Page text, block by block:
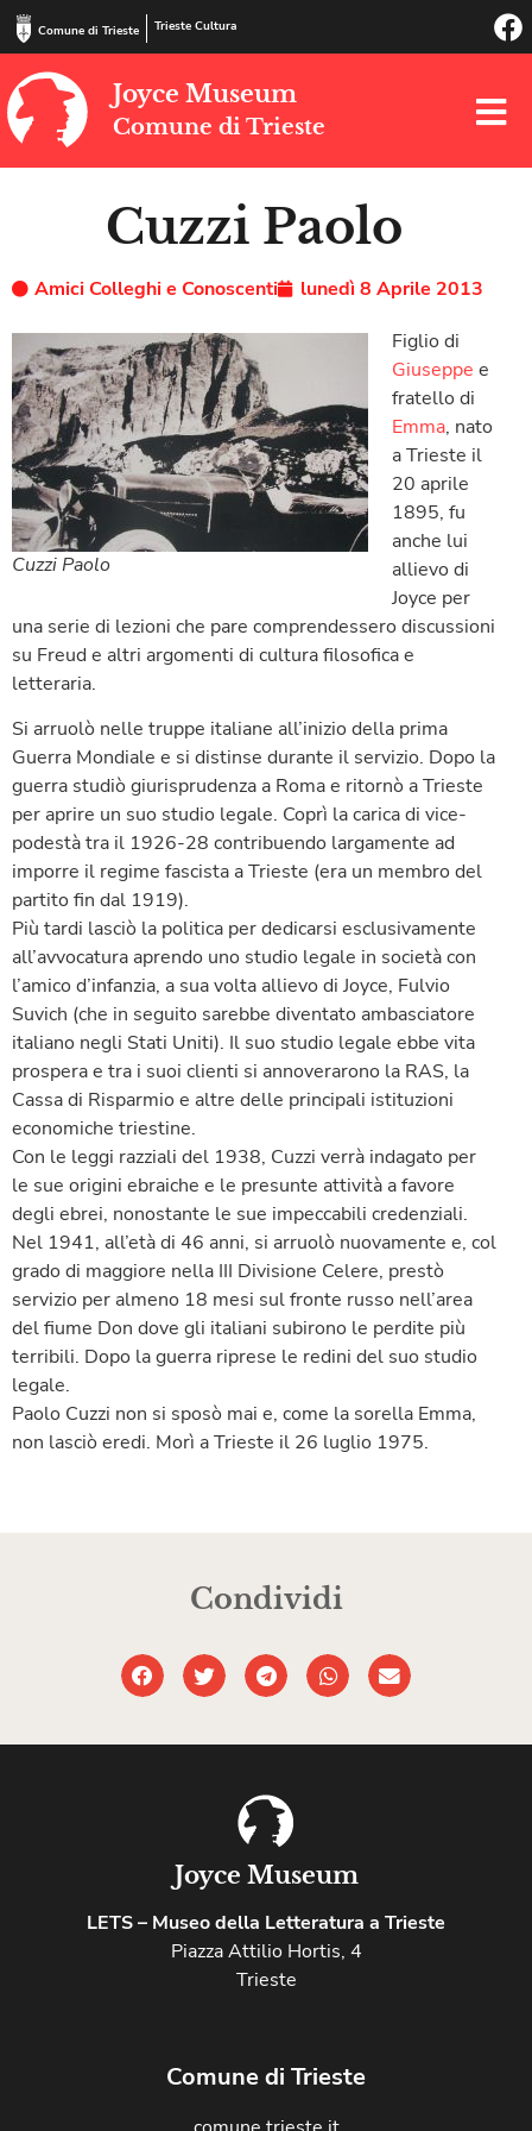
Comune di Trieste Trieste Cultura
Joyce Museum
Comune di Trieste
Cuzzi Paolo
Amici Colleghi e Conoscenti lunedì 8 Aprile 2013
Cuzzi Paolo
Figlio di
Giuseppe e
fratello di
Emma, nato
a Trieste il
20 aprile
1895, fu
anche lui
allievo di
Joyce per
una serie di lezioni che pare comprendessero discussioni
su Freud e altri argomenti di cultura filosofica e
letteraria.
Si arruolò nelle truppe italiane all’inizio della prima
Guerra Mondiale e si distinse durante il servizio. Dopo la
guerra studiò giurisprudenza a Roma e ritornò a Trieste
per aprire un suo studio legale. Coprì la carica di vice-
podestà tra il 1926-28 contribuendo largamente ad
imporre il regime fascista a Trieste (era un membro del
partito fin dal 1919).
Più tardi lasciò la politica per dedicarsi esclusivamente
all’avvocatura aprendo uno studio legale in società con
l’amico d’infanzia, a sua volta allievo di Joyce, Fulvio
Suvich (che in seguito sarebbe diventato ambasciatore
italiano negli Stati Uniti). Il suo studio legale ebbe vita
prospera e tra i suoi clienti si annoverarono la RAS, la
Cassa di Risparmio e altre delle principali istituzioni
economiche triestine.
Con le leggi razziali del 1938, Cuzzi verrà indagato per
le sue origini ebraiche e le presunte attività a favore
degli ebrei, nonostante le sue impeccabili credenziali.
Nel 1941, all’età di 46 anni, si arruolò nuovamente e, col
grado di maggiore nella III Divisione Celere, prestò
servizio per almeno 18 mesi sul fronte russo nell’area
del fiume Don dove gli italiani subirono le perdite più
terribili. Dopo la guerra riprese le redini del suo studio
legale.
Paolo Cuzzi non si sposò mai e, come la sorella Emma,
non lasciò eredi. Morì a Trieste il 26 luglio 1975.
Condividi
Joyce Museum
LETS – Museo della Letteratura a Trieste
Piazza Attilio Hortis, 4
Trieste
Comune di Trieste